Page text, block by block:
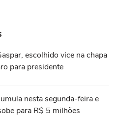
escolhido vice na chapa
para presidente
nesta segunda-feira e
para R$ 5 milhões